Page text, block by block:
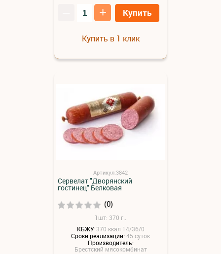
+ Купить
Купить в 1 клик
Артикул:3842
Сервелат "Дворянский
гостинец" Белковая
(0)
1шт: 370 г..
КБЖУ: 370 ккал 14/36/0
Сроки реализации:45 суток
Производитель:
Брестский мясокомбинат